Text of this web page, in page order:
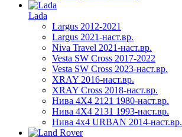
Lada
Largus 2012-2021
Largus 2021-наст.вр.
Niva Travel 2021-наст.вр.
Vesta SW Cross 2017-2022
Vesta SW Cross 2023-наст.вр.
XRAY 2016-наст.вр.
XRAY Cross 2018-наст.вр.
Нива 4X4 2121 1980-наст.вр.
Нива 4X4 2131 1993-наст.вр.
Нива 4х4 URBAN 2014-наст.вр.